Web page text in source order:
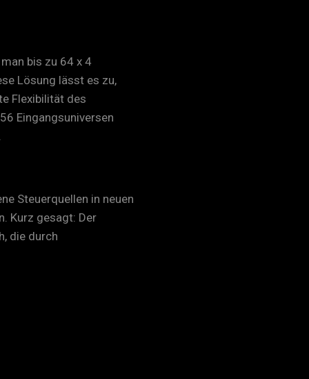
bis zu 64 x 4
Lösung lässt es zu,
Flexibilität des
Eingangsuniversen
Steuerquellen in neuen
Kurz gesagt: Der
die durch